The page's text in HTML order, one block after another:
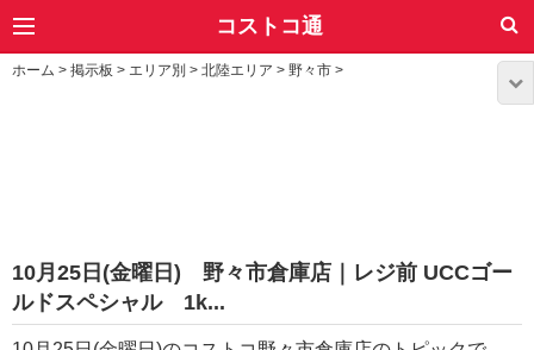
コストコ通
ホーム > 掲示板 > エリア別 > 北陸エリア > 野々市 >
10月25日(金曜日) 野々市倉庫店｜レジ前 UCCゴー
ルドスペシャル 1k...